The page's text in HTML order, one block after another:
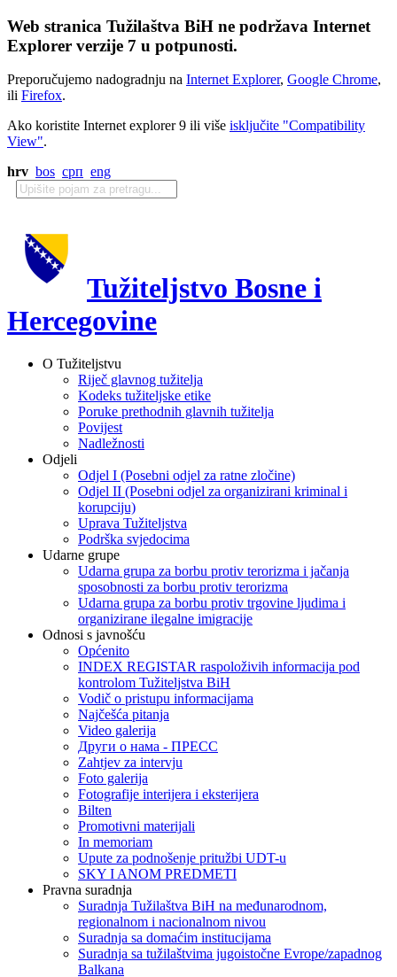
Web stranica Tužilaštva BiH ne podržava Internet
Explorer verzije 7 u potpunosti.
Preporučujemo nadogradnju na Internet Explorer, Google Chrome,
ili Firefox.
Ako koristite Internet explorer 9 ili više isključite "Compatibility
View".
hrv bos срп eng
Tužiteljstvo Bosne i
Hercegovine
O Tužiteljstvu
Riječ glavnog tužitelja
Kodeks tužiteljske etike
Poruke prethodnih glavnih tužitelja
Povijest
Nadležnosti
Odjeli
Odjel I (Posebni odjel za ratne zločine)
Odjel II (Posebni odjel za organizirani kriminal i
korupciju)
Uprava Tužiteljstva
Podrška svjedocima
Udarne grupe
Udarna grupa za borbu protiv terorizma i jačanja
sposobnosti za borbu protiv terorizma
Udarna grupa za borbu protiv trgovine ljudima i
organizirane ilegalne imigracije
Odnosi s javnošću
Općenito
INDEX REGISTAR raspoloživih informacija pod
kontrolom Tužiteljstva BiH
Vodič o pristupu informacijama
Najčešća pitanja
Video galerija
Други о нама - ПРЕСC
Zahtjev za intervju
Foto galerija
Fotografije interijera i eksterijera
Bilten
Promotivni materijali
In memoriam
Upute za podnošenje pritužbi UDT-u
SKY I ANOM PREDMETI
Pravna suradnja
Suradnja Tužilaštva BiH na međunarodnom,
regionalnom i nacionalnom nivou
Suradnja sa domaćim institucijama
Suradnja sa tužilaštvima jugoistočne Evrope/zapadnog
Balkana